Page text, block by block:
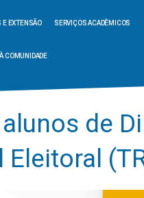
E EXTENSÃO SERVIÇOS ACADÊMICOS
COMUNIDADE
de